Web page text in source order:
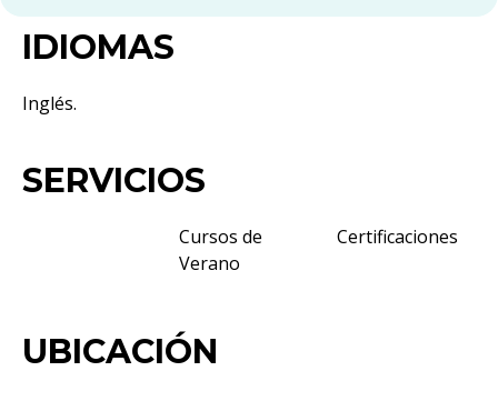
IDIOMAS
Inglés.
SERVICIOS
Cursos de
Verano
Certificaciones
UBICACIÓN